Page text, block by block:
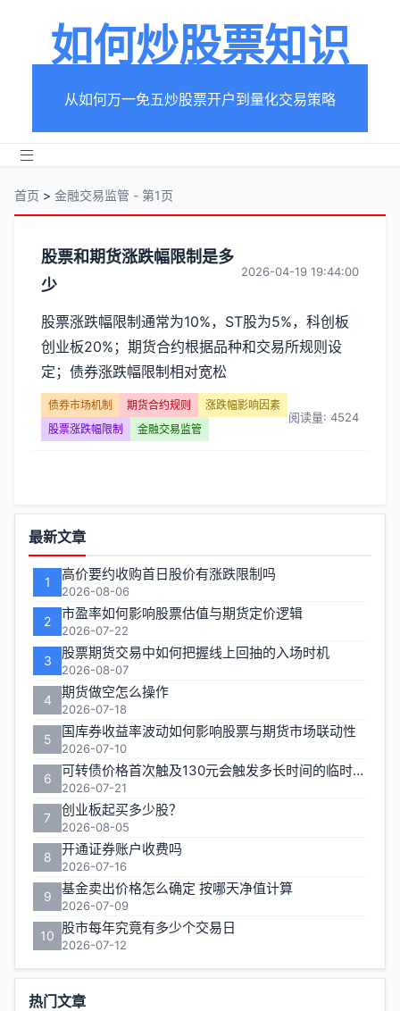
如何炒股票知识
从如何万一免五炒股票开户到量化交易策略
首页 > 金融交易监管 - 第1页
分
类
【金
融
交
易
管】
文
章
列
表
-
第
页
股票和期货涨跌幅限制是多
少
2026-04-19 19:44:00
股票涨跌幅限制通常为10%，ST股为5%，科创板
创业板20%；期货合约根据品种和交易所规则设
定；债券涨跌幅限制相对宽松
债券市场机制 期货合约规则
涨跌幅影响因素
股票涨跌幅限制
金融交易监管
阅读量: 4524
功
能
区
最新文章
1 高价要约收购首日股价有涨跌限制吗
2026-08-06
2 市盈率如何影响股票估值与期货定价逻辑
2026-07-22
3 股票期货交易中如何把握线上回抽的入场时机
2026-08-07
4 期货做空怎么操作
2026-07-18
5 国库券收益率波动如何影响股票与期货市场联动性
2026-07-10
6 可转债价格首次触及130元会触发多长时间的临时停牌
2026-07-21
7 创业板起买多少股？
2026-08-05
8 开通证券账户收费吗
2026-07-16
9 基金卖出价格怎么确定 按哪天净值计算
2026-07-09
10 股市每年究竟有多少个交易日
2026-07-12
热门文章